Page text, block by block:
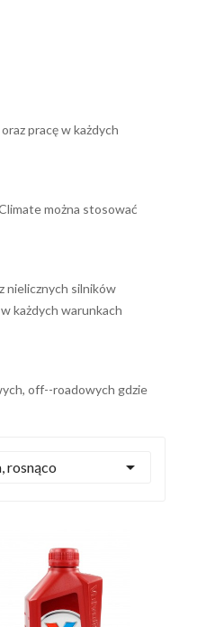
pracę w każdych
można stosować
nielicznych silników
każdych warunkach
off--roadowych gdzie
rosnąco 